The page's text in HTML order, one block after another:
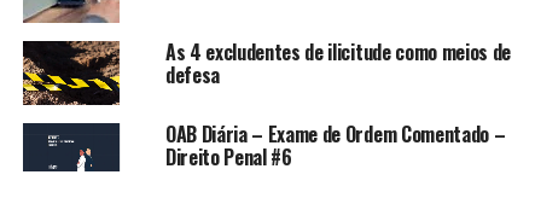
[Grifamos]
Como é possível perceber, as penas de reclusão e
detenção são reservadas unicamente aos crimes, ao
passo que a prisão simples é destinada às
As 4 excludentes de ilicitude como meios de
defesa
OAB Diária – Exame de Ordem Comentado –
Direito Penal #6